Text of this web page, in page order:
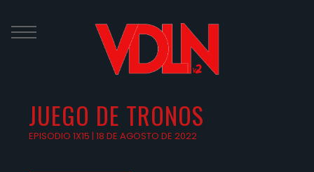
to
content
JUEGO DE TRONOS
EPISODIO 1X15 | 18 DE AGOSTO DE 2022